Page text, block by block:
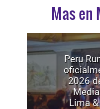
Mas en
Peru
2026
Lima